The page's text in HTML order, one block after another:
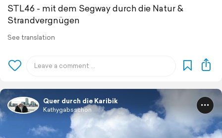
STL46 - mit dem Segway durch die Natur &
Strandvergnügen
See translation
Quer durch die Karibik
Kathygabsschon